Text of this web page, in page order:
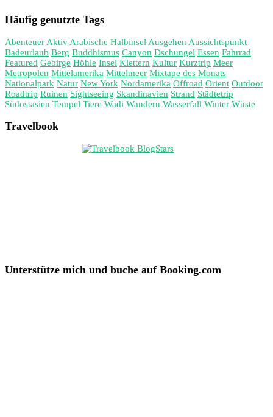
Häufig genutzte Tags
Abenteuer Aktiv Arabische Halbinsel Ausgehen Aussichtspunkt
Badeurlaub Berg Buddhismus Canyon Dschungel Essen Fahrrad
Featured Gebirge Höhle Insel Klettern Kultur Kurztrip Meer
Metropolen Mittelamerika Mittelmeer Mixtape des Monats
Nationalpark Natur New York Nordamerika Offroad Orient Outdoor
Roadtrip Ruinen Sightseeing Skandinavien Strand Städtetrip
Südostasien Tempel Tiere Wadi Wandern Wasserfall Winter Wüste
Travelbook
Unterstütze mich und buche auf Booking.com